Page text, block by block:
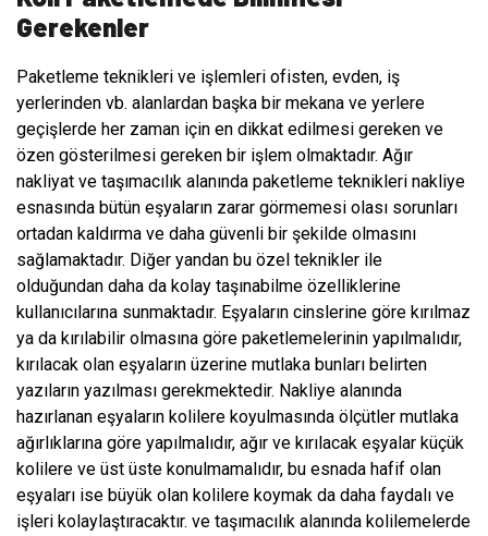
Gerekenler
Paketleme teknikleri ve işlemleri ofisten, evden, iş
yerlerinden vb. alanlardan başka bir mekana ve yerlere
geçişlerde her zaman için en dikkat edilmesi gereken ve
özen gösterilmesi gereken bir işlem olmaktadır. Ağır
nakliyat ve taşımacılık alanında paketleme teknikleri nakliye
esnasında bütün eşyaların zarar görmemesi olası sorunları
ortadan kaldırma ve daha güvenli bir şekilde olmasını
sağlamaktadır. Diğer yandan bu özel teknikler ile
olduğundan daha da kolay taşınabilme özelliklerine
kullanıcılarına sunmaktadır. Eşyaların cinslerine göre kırılmaz
ya da kırılabilir olmasına göre paketlemelerinin yapılmalıdır,
kırılacak olan eşyaların üzerine mutlaka bunları belirten
yazıların yazılması gerekmektedir. Nakliye alanında
hazırlanan eşyaların kolilere koyulmasında ölçütler mutlaka
ağırlıklarına göre yapılmalıdır, ağır ve kırılacak eşyalar küçük
kolilere ve üst üste konulmamalıdır, bu esnada hafif olan
eşyaları ise büyük olan kolilere koymak da daha faydalı ve
işleri kolaylaştıracaktır. ve taşımacılık alanında kolilemelerde